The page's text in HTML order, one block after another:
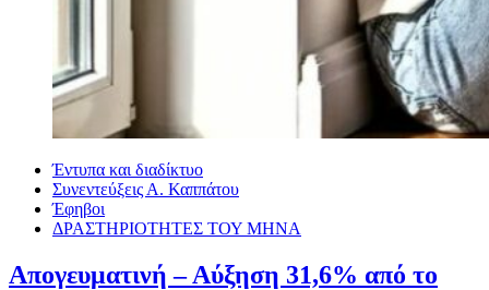
Έντυπα και διαδίκτυο
Συνεντεύξεις Α. Καππάτου
Έφηβοι
ΔΡΑΣΤΗΡΙΟΤΗΤΕΣ ΤΟΥ ΜΗΝΑ
Απογευματινή – Αύξηση 31,6% από το